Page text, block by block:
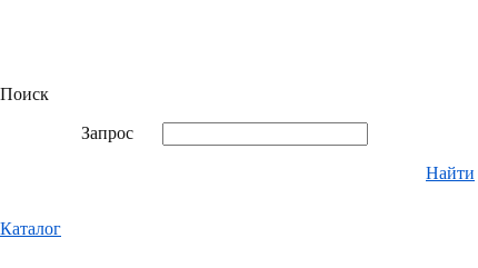
Поиск
Запрос
Найти
Каталог